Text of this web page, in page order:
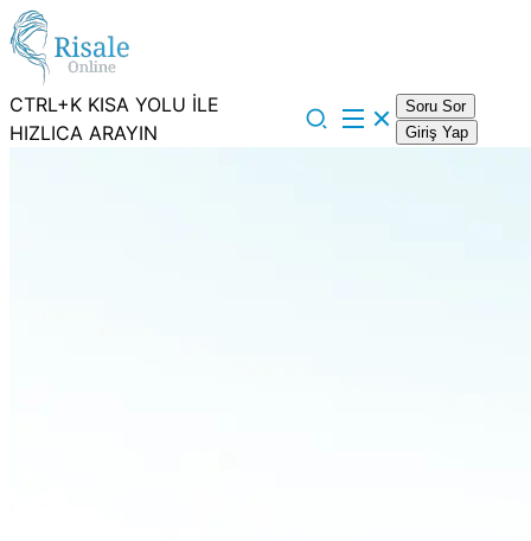
CTRL+K KISA YOLU İLE
HIZLICA ARAYIN
Soru Sor
Giriş Yap